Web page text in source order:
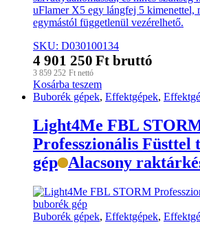
uFlamer X5 egy lángfej 5 kimenettel,
egymástól függetlenül vezérelhető.
SKU: D030100134
4 901 250 Ft bruttó
3 859 252 Ft nettó
Kosárba teszem
Buborék gépek, Effektgépek,
Light4Me FBL
Professzionális
gép Alacsony
Buborék gépek, Effektgépek,